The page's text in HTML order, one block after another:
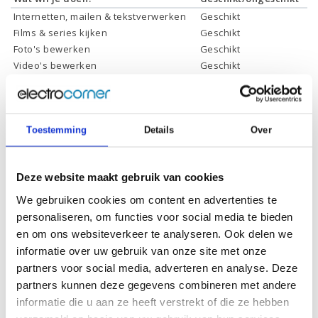
Toestemming Details Over
Deze website maakt gebruik van cookies
We gebruiken cookies om content en advertenties te
personaliseren, om functies voor social media te bieden
en om ons websiteverkeer te analyseren. Ook delen we
informatie over uw gebruik van onze site met onze
partners voor social media, adverteren en analyse. Deze
partners kunnen deze gegevens combineren met andere
informatie die u aan ze heeft verstrekt of die ze hebben
Internetten, mailen & tekstverwerken
Geschikt
Films & series kijken
Geschikt
Foto's bewerken
Geschikt
Video's bewerken
Geschikt
Geschikt *
* Systeemvereisten zijn sterk afhankelijk van de games die u wilt spelen,
Specificaties
Schermdiagonaal:
13.3 inch (33,8 cm)
Scherm resolutie:
1920 x 1080 (Full HD)
Touchscreen:
Ja
Scherm omklapbaar:
Ja (eenvoudig 360° draaien
naar tablet)